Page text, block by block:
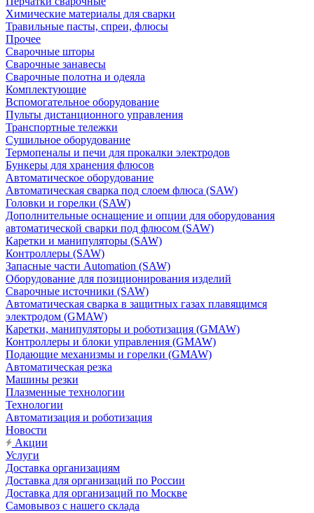
Химические материалы для сварки
Травильные пасты, спреи, флюсы
Прочее
Сварочные шторы
Сварочные занавесы
Сварочные полотна и одеяла
Комплектующие
Вспомогательное оборудование
Пульты дистанционного управления
Транспортные тележки
Сушильное оборудование
Термопеналы и печи для прокалки электродов
Бункеры для хранения флюсов
Автоматическое оборудование
Автоматическая сварка под слоем флюса (SAW)
Головки и горелки (SAW)
Дополнительные оснащение и опции для оборудования
автоматической сварки под флюсом (SAW)
Каретки и манипуляторы (SAW)
Контроллеры (SAW)
Запасные части Automation (SAW)
Оборудование для позиционирования изделий
Сварочные источники (SAW)
Автоматическая сварка в защитных газах плавящимся
электродом (GMAW)
Каретки, манипуляторы и роботизация (GMAW)
Контроллеры и блоки управления (GMAW)
Подающие механизмы и горелки (GMAW)
Автоматическая резка
Машины резки
Плазменные технологии
Технологии
Автоматизация и роботизация
Новости
Акции
Услуги
Доставка организациям
Доставка для организаций по России
Доставка для организаций по Москве
Самовывоз с нашего склада